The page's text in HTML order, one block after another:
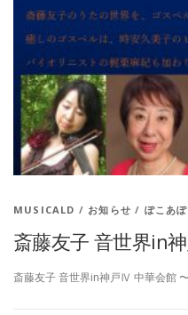
MUSICALD / お知らせ / ぽこあ
斎藤友子 音世界in
斎藤友子 音世界in神戸Ⅳ 中華会館